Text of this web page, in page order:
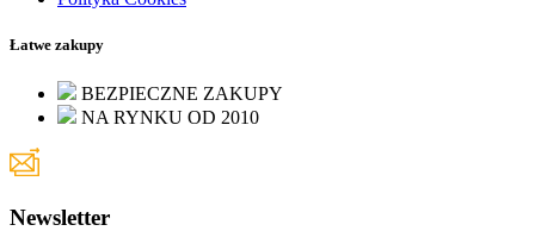
Łatwe zakupy
BEZPIECZNE ZAKUPY
NA RYNKU OD 2010
Newsletter